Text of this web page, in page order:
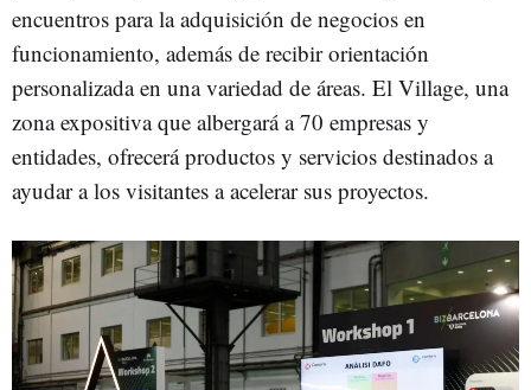
encuentros para la adquisición de negocios en
funcionamiento, además de recibir orientación
personalizada en una variedad de áreas. El Village, una
zona expositiva que albergará a 70 empresas y
entidades, ofrecerá productos y servicios destinados a
ayudar a los visitantes a acelerar sus proyectos.